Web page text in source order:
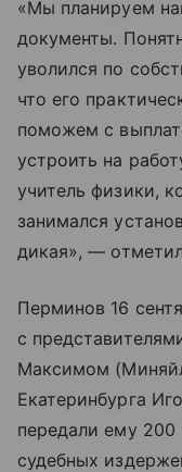
«Мы планируем
документы.
уволился по
что его
поможем с
устроить на
учитель физики,
занимался
дикая», —
Перминов 16
с
Максимом
Екатеринбурга
передали ему 200
судебных